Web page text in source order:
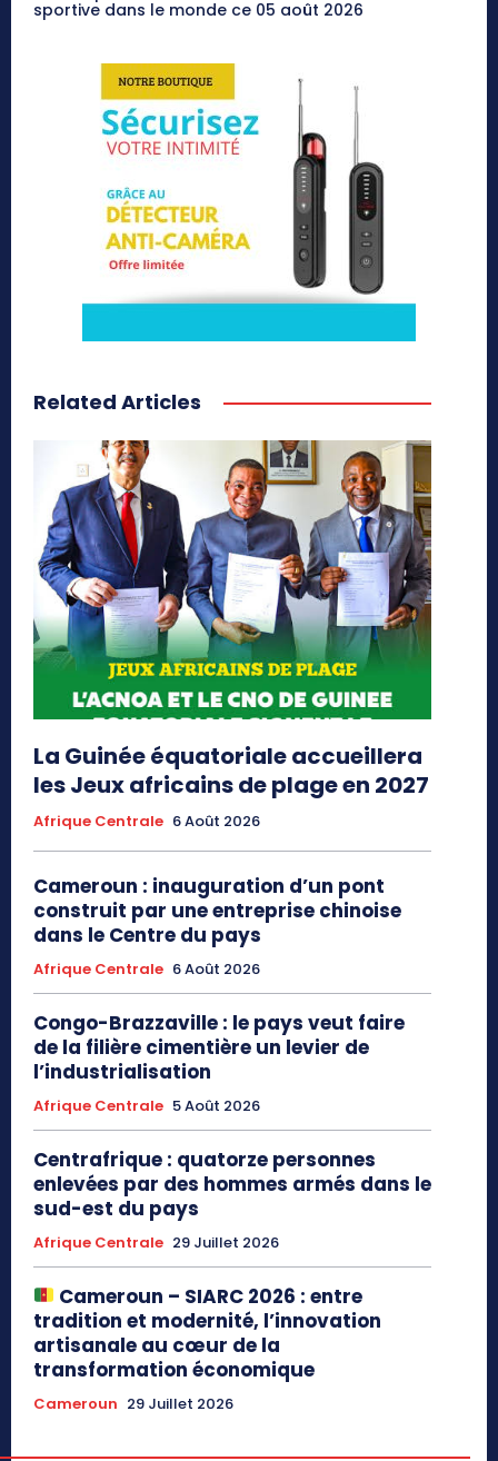
sportive dans le monde ce 05 août 2026
Related Articles
La Guinée équatoriale accueillera
les Jeux africains de plage en 2027
Afrique Centrale 6 Août 2026
Cameroun : inauguration d’un pont
construit par une entreprise chinoise
dans le Centre du pays
Afrique Centrale 6 Août 2026
Congo-Brazzaville : le pays veut faire
de la filière cimentière un levier de
l’industrialisation
Afrique Centrale 5 Août 2026
Centrafrique : quatorze personnes
enlevées par des hommes armés dans le
sud-est du pays
Afrique Centrale 29 Juillet 2026
Cameroun – SIARC 2026 : entre
tradition et modernité, l’innovation
artisanale au cœur de la
transformation économique
Cameroun 29 Juillet 2026